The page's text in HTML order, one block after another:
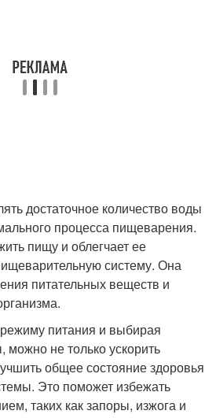
достаточное количество воды
процесса пищеварения.
пищу и облегчает ее
систему. Она
питательных веществ и
питания и выбирая
можно не только ускорить
общее состояние здоровья
Это поможет избежать
таких как запоры, изжога и